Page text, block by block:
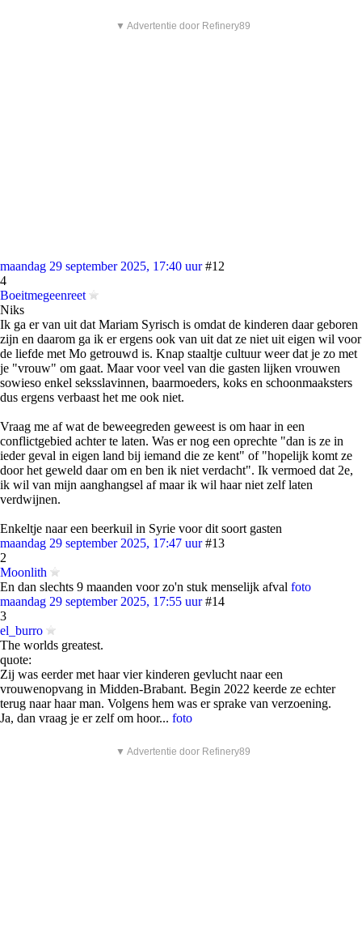
▼ Advertentie door Refinery89
maandag 29 september 2025, 17:40 uur #12
4
Boeitmegeenreet
Niks
Ik ga er van uit dat Mariam Syrisch is omdat de kinderen daar geboren
zijn en daarom ga ik er ergens ook van uit dat ze niet uit eigen wil voor
de liefde met Mo getrouwd is. Knap staaltje cultuur weer dat je zo met
je "vrouw" om gaat. Maar voor veel van die gasten lijken vrouwen
sowieso enkel seksslavinnen, baarmoeders, koks en schoonmaaksters
dus ergens verbaast het me ook niet.
Vraag me af wat de beweegreden geweest is om haar in een
conflictgebied achter te laten. Was er nog een oprechte "dan is ze in
ieder geval in eigen land bij iemand die ze kent" of "hopelijk komt ze
door het geweld daar om en ben ik niet verdacht". Ik vermoed dat 2e,
ik wil van mijn aanghangsel af maar ik wil haar niet zelf laten
verdwijnen.
Enkeltje naar een beerkuil in Syrie voor dit soort gasten
maandag 29 september 2025, 17:47 uur #13
2
Moonlith
En dan slechts 9 maanden voor zo'n stuk menselijk afval foto
maandag 29 september 2025, 17:55 uur #14
3
el_burro
The worlds greatest.
quote:
Zij was eerder met haar vier kinderen gevlucht naar een
vrouwenopvang in Midden-Brabant. Begin 2022 keerde ze echter
terug naar haar man. Volgens hem was er sprake van verzoening.
Ja, dan vraag je er zelf om hoor... foto
▼ Advertentie door Refinery89